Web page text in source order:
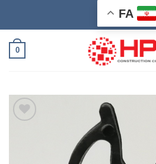
FA
0